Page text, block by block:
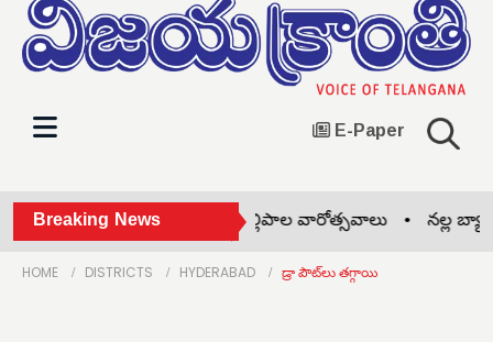
E-Paper
Breaking News
జైల్లోనే •అంగన్‌వాడీలో తల్లిపాల వారోత్సవాలు • నల్ల
HOME DISTRICTS HYDERABAD డ్రా పౌట్‌లు తగ్గాయి